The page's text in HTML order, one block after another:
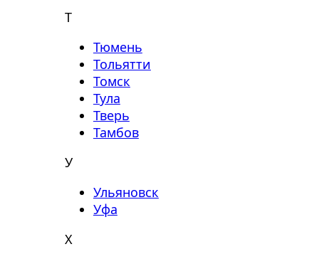
Т
Тюмень
Тольятти
Томск
Тула
Тверь
Тамбов
У
Ульяновск
Уфа
Х